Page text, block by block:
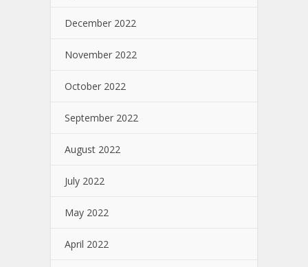
December 2022
November 2022
October 2022
September 2022
August 2022
July 2022
May 2022
April 2022